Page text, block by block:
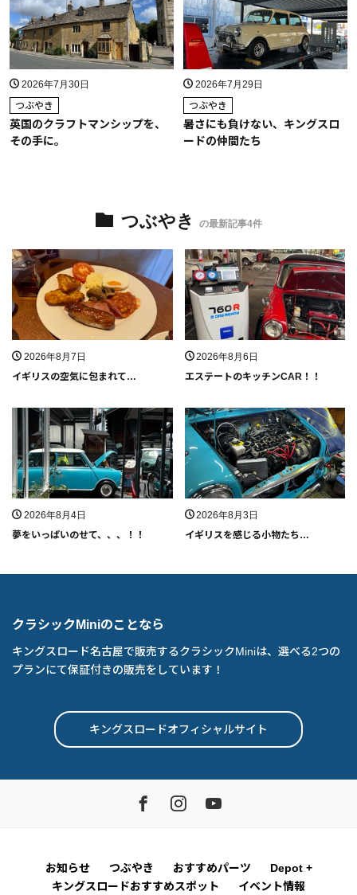
2026年7月30日
つぶやき
英国のクラフトマンシップを、
その手に。
2026年7月29日
つぶやき
暑さにも負けない、キングスロ
ードの仲間たち
つぶやき の最新記事4件
2026年8月7日
イギリスの空気に包まれて…
2026年8月6日
エステートのキッチンCAR！！
2026年8月4日
夢をいっぱいのせて、、、！！
2026年8月3日
イギリスを感じる小物たち…
クラシックMiniのことなら
キングスロード名古屋で販売するクラシックMiniは、選べる2つの
プランにて保証付きの販売をしています！
キングスロードオフィシャルサイト
お知らせ つぶやき おすすめパーツ
Depot +
キングスロードおすすめスポット
イベント情報